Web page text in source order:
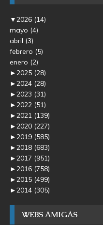
▼2026 (14)
mayo (4)
abril (3)
febrero (5)
enero (2)
►2025 (28)
►2024 (28)
►2023 (31)
►2022 (51)
►2021 (139)
►2020 (227)
►2019 (585)
►2018 (683)
►2017 (951)
►2016 (758)
►2015 (499)
►2014 (305)
WEBS AMIGAS